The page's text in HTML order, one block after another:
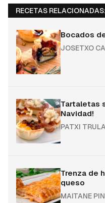
RECETAS RELACIONADAS:
Bocados
JOSETXO
Tartaletas
Navidad!
PATXI
Trenza de
queso
MAITANE